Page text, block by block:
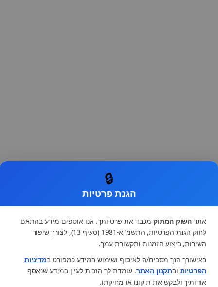
🔒
הגנת פרטיות
אתר השוק המתוק מכבד את פרטיותך. אנו אוספים מידע בהתאם
לחוק הגנת הפרטיות, התשמ"א-1981 (סעיף 13), לצורך שיפור
השירות, ביצוע הזמנות ותקשורת עמך.
באישורך הנך מסכים/ה לאיסוף ושימוש במידע כמפורט במדיניות
הפרטיות ובתקנון האתר. עומדת לך הזכות לעיין במידע שנאסף
אודותיך ולבקש את תיקונו או מחיקתו.